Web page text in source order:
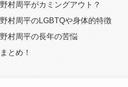
野村周平がカミングアウト？
野村周平のLGBTQや身体的特徴
野村周平の長年の苦悩
まとめ！